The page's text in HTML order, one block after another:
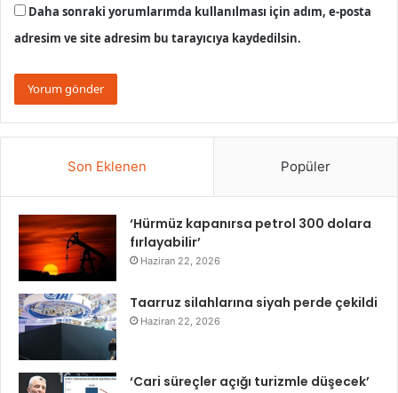
Daha sonraki yorumlarımda kullanılması için adım, e-posta
adresim ve site adresim bu tarayıcıya kaydedilsin.
Son Eklenen Popüler
‘Hürmüz kapanırsa petrol 300 dolara
fırlayabilir’
Haziran 22, 2026
Taarruz silahlarına siyah perde çekildi
Haziran 22, 2026
‘Cari süreçler açığı turizmle düşecek’